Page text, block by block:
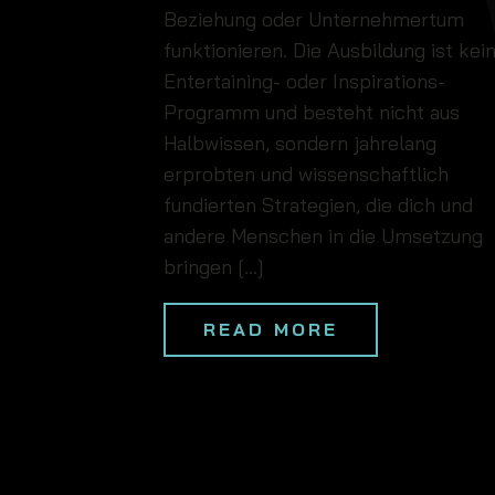
Beziehung oder Unternehmertum
funktionieren. Die Ausbildung ist kein
Entertaining- oder Inspirations-
Programm und besteht nicht aus
Halbwissen, sondern jahrelang
erprobten und wissenschaftlich
fundierten Strategien, die dich und
andere Menschen in die Umsetzung
bringen […]
READ MORE